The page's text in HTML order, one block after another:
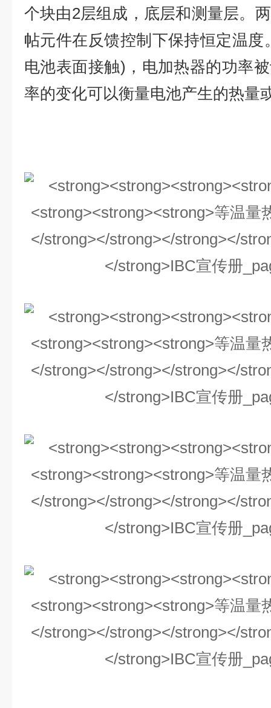
个块由2层组成，底层和测量层。
帖元件在反馈控制下保持恒定温
电池表面接触)，电加热器的功率
率的变化可以衡量电池产生的热量